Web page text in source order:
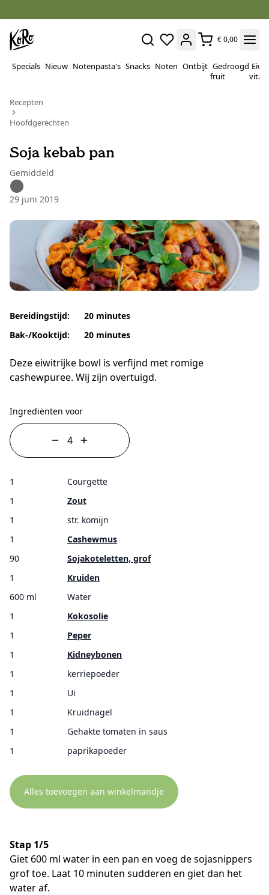
€ 0,00
Specials Nieuw Notenpasta's Snacks Noten Ontbijt Gedroogd
fruit
Recepten
Hoofdgerechten
Soja kebab pan
Gemiddeld
29 juni 2019
Bereidingstijd:
Bak-/Kooktijd:
20 minutes
20 minutes
Deze eiwitrijke bowl is verfijnd met romige
cashewpuree. Wij zijn overtuigd.
Ingrediënten voor
1
Courgette
1
Zout
1
str. komijn
1
Cashewmus
90
Sojakoteletten, grof
1
Kruiden
600 ml
Water
1
Kokosolie
1
Peper
1
Kidneybonen
1
kerriepoeder
1
Ui
1
Kruidnagel
1
Gehakte tomaten in saus
1
paprikapoeder
Alles toevoegen aan winkelmandje
Stap 1/5
Giet 600 ml water in een pan en voeg de sojasnippers
grof toe. Laat 10 minuten sudderen en giet dan het
water af.